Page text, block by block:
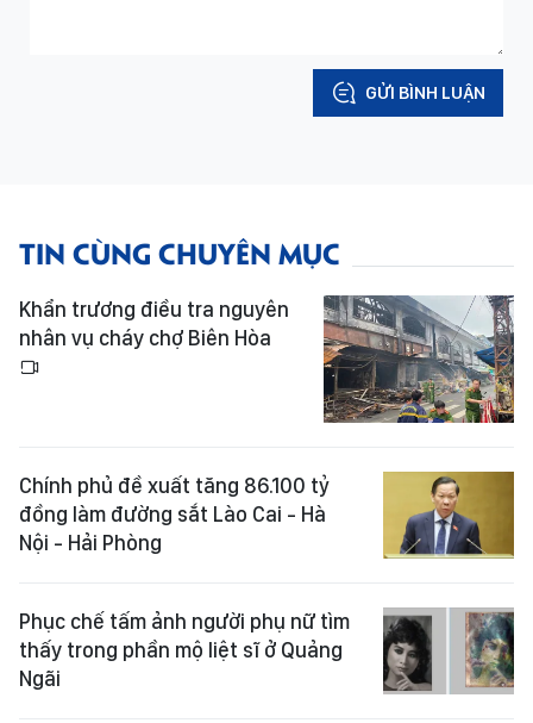
GỬI BÌNH LUẬN
TIN CÙNG CHUYÊN MỤC
Khẩn trương điều tra nguyên
nhân vụ cháy chợ Biên Hòa
Chính phủ đề xuất tăng 86.100 tỷ
đồng làm đường sắt Lào Cai - Hà
Nội - Hải Phòng
Phục chế tấm ảnh người phụ nữ tìm
thấy trong phần mộ liệt sĩ ở Quảng
Ngãi